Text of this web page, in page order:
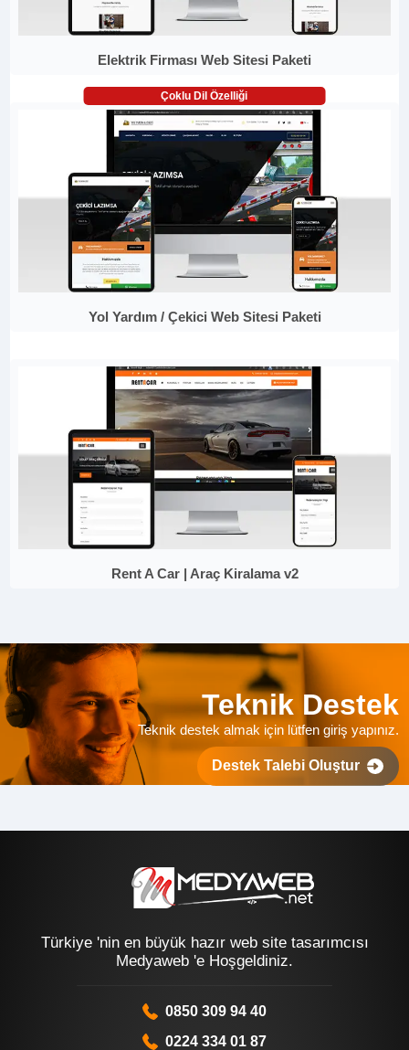
Elektrik Firması Web Sitesi Paketi
Çoklu Dil Özelliği
Yol Yardım / Çekici Web Sitesi Paketi
Rent A Car | Araç Kiralama v2
Teknik Destek
Teknik destek almak için lütfen giriş yapınız.
Destek Talebi Oluştur
Türkiye 'nin en büyük hazır web site tasarımcısı
Medyaweb 'e Hoşgeldiniz.
0850 309 94 40
0224 334 01 87